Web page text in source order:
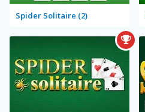
Spider Solitaire (2)